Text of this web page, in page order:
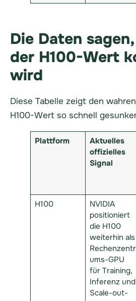
Die Daten
der H100-Wert
wird
Diese Tabelle zeigt den
H100-Wert so schnell
Plattform
Aktuelles
offizielles
Signal
H100
NVIDIA
positioniert
die H100
weiterhin als
Rechenzentr
ums-GPU
für Training,
Inferenz und
Scale-out-